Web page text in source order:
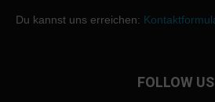
Du kannst uns erreichen:
FOLLOW US